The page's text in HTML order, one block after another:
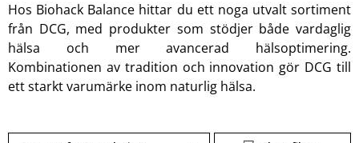
Hos Biohack Balance hittar du ett noga utvalt sortiment
från DCG, med produkter som stödjer både vardaglig
hälsa och mer avancerad hälsoptimering.
Kombinationen av tradition och innovation gör DCG till
ett starkt varumärke inom naturlig hälsa.